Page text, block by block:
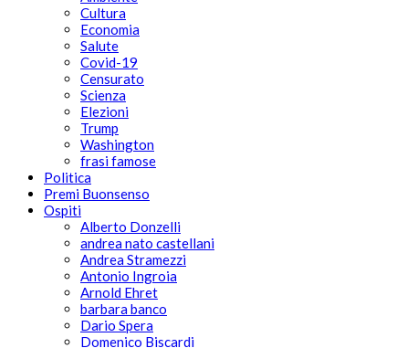
Cultura
Economia
Salute
Covid-19
Censurato
Scienza
Elezioni
Trump
Washington
frasi famose
Politica
Premi Buonsenso
Ospiti
Alberto Donzelli
andrea nato castellani
Andrea Stramezzi
Antonio Ingroia
Arnold Ehret
barbara banco
Dario Spera
Domenico Biscardi